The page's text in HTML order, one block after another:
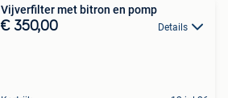
Vijverfilter met bitron en pomp
€ 350,00 Details